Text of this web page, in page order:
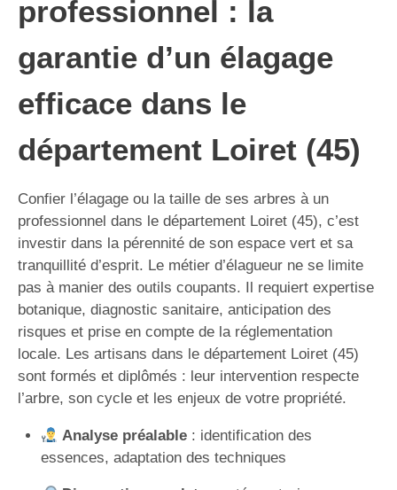
professionnel : la
garantie d’un élagage
efficace dans le
département Loiret (45)
Confier l’élagage ou la taille de ses arbres à un
professionnel dans le département Loiret (45), c’est
investir dans la pérennité de son espace vert et sa
tranquillité d’esprit. Le métier d’élagueur ne se limite
pas à manier des outils coupants. Il requiert expertise
botanique, diagnostic sanitaire, anticipation des
risques et prise en compte de la réglementation
locale. Les artisans dans le département Loiret (45)
sont formés et diplômés : leur intervention respecte
l’arbre, son cycle et les enjeux de votre propriété.
Analyse préalable: identification des
essences, adaptation des techniques